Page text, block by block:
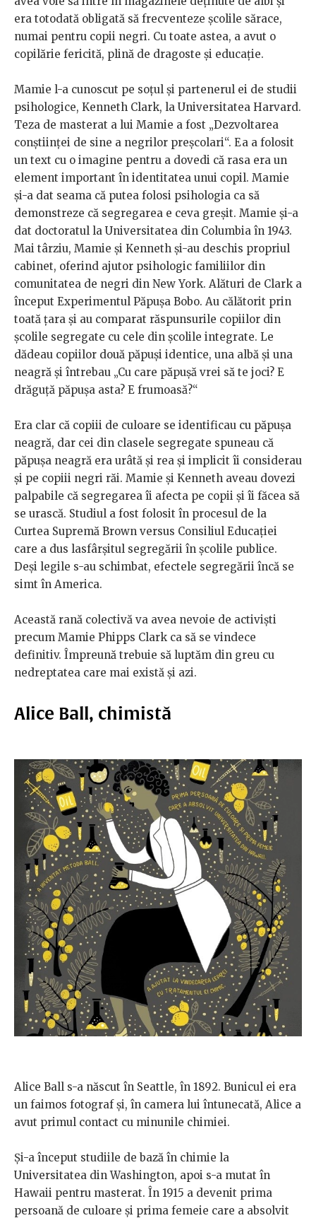
era totodată obligată să frecventeze școlile sărace,
numai pentru copii negri. Cu toate astea, a avut o
copilărie fericită, plină de dragoste și educație.
Mamie l-a cunoscut pe soțul și partenerul ei de studii
psihologice, Kenneth Clark, la Universitatea Harvard.
Teza de masterat a lui Mamie a fost „Dezvoltarea
conștiinței de sine a negrilor preșcolari“. Ea a folosit
un text cu o imagine pentru a dovedi că rasa era un
element important în identitatea unui copil. Mamie
și-a dat seama că putea folosi psihologia ca să
demonstreze că segregarea e ceva greșit. Mamie și-a
dat doctoratul la Universitatea din Columbia în 1943.
Mai târziu, Mamie și Kenneth și-au deschis propriul
cabinet, oferind ajutor psihologic familiilor din
comunitatea de negri din New York. Alături de Clark a
început Experimentul Păpușa Bobo. Au călătorit prin
toată țara și au comparat răspunsurile copiilor din
școlile segregate cu cele din școlile integrate. Le
dădeau copiilor două păpuși identice, una albă și una
neagră și întrebau „Cu care păpușă vrei să te joci? E
drăguță păpușa asta? E frumoasă?“
Era clar că copiii de culoare se identificau cu păpușa
neagră, dar cei din clasele segregate spuneau că
păpușa neagră era urâtă și rea și implicit îi considerau
și pe copiii negri răi. Mamie și Kenneth aveau dovezi
palpabile că segregarea îi afecta pe copii și îi făcea să
se urască. Studiul a fost folosit în procesul de la
Curtea Supremă Brown versus Consiliul Educației
care a dus lasfârșitul segregării în școlile publice.
Deși legile s-au schimbat, efectele segregării încă se
simt în America.
Această rană colectivă va avea nevoie de activiști
precum Mamie Phipps Clark ca să se vindece
definitiv. Împreună trebuie să luptăm din greu cu
nedreptatea care mai există și azi.
Alice Ball, chimistă
Alice Ball s-a născut în Seattle, în 1892. Bunicul ei era
un faimos fotograf și, în camera lui întunecată, Alice a
avut primul contact cu minunile chimiei.
Și-a început studiile de bază în chimie la
Universitatea din Washington, apoi s-a mutat în
Hawaii pentru masterat. În 1915 a devenit prima
persoană de culoare și prima femeie care a absolvit